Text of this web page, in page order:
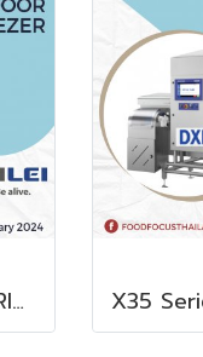
FUKUSHIMA GALILEI FRIDGE GLASS DOOR FREEZER